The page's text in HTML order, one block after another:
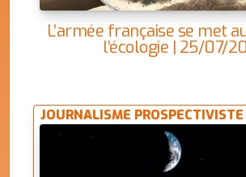
L’armée française se met
l’écologie | 25/07/
JOURNALISME PROSPECTIVISTE